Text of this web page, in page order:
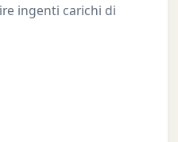
ingenti carichi di